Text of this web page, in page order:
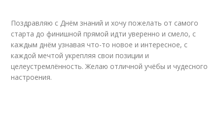
Поздравляю с Днём знаний и хочу пожелать от самого
старта до финишной прямой идти уверенно и смело, с
каждым днём узнавая что-то новое и интересное, с
каждой мечтой укрепляя свои позиции и
целеустремлённость. Желаю отличной учёбы и чудесного
настроения.